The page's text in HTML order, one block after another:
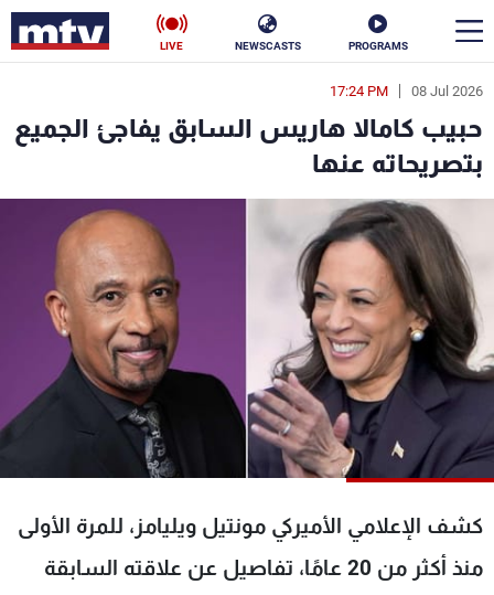
PROGRAMS
NEWSCASTS
LIVE
08 Jul 2026
17:24 PM
حبيب كامالا هاريس السابق يفاجئ الجميع
بتصريحاته عنها
كشف الإعلامي الأميركي مونتيل ويليامز، للمرة الأولى
منذ أكثر من 20 عامًا، تفاصيل عن علاقته السابقة
en
الأخبار
سياسة ناس
إقتصاد
منوعات
كأس العالم
البرامج
جدول البرامج
شاهد البرامج
الترددات